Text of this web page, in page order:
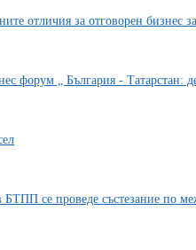
отличия за отговорен бизнес
форум „ България - Татарстан:
БТПП се проведе състезание по